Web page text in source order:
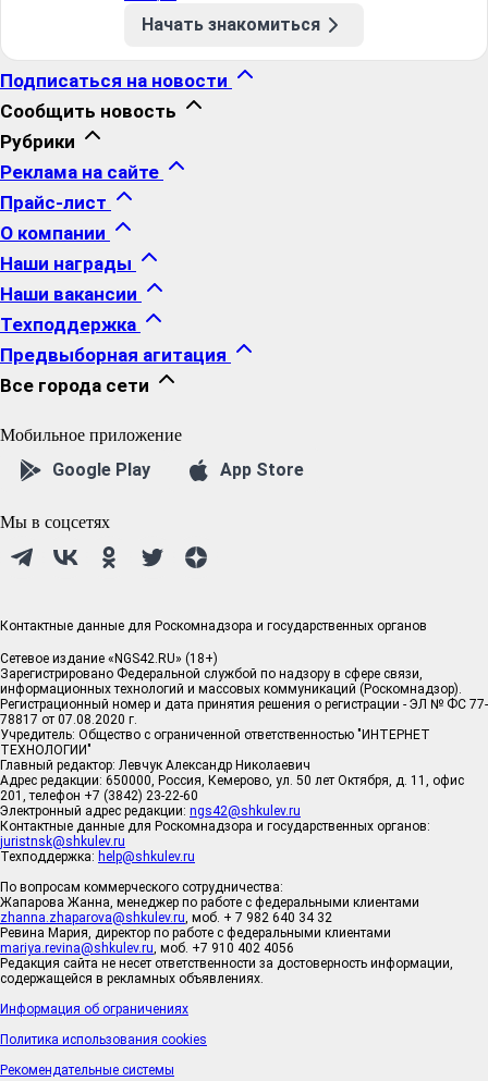
Начать знакомиться
Подписаться на новости
Сообщить новость
Рубрики
Реклама на сайте
Прайс-лист
О компании
Наши награды
Наши вакансии
Техподдержка
Предвыборная агитация
Все города сети
Мобильное приложение
Google Play App Store
Мы в соцсетях
Контактные данные для Роскомнадзора и государственных органов
Сетевое издание «NGS42.RU» (18+)
Зарегистрировано Федеральной службой по надзору в сфере связи,
информационных технологий и массовых коммуникаций (Роскомнадзор).
Регистрационный номер и дата принятия решения о регистрации - ЭЛ № ФС 77-
78817 от 07.08.2020 г.
Учредитель: Общество с ограниченной ответственностью "ИНТЕРНЕТ
ТЕХНОЛОГИИ"
Главный редактор: Левчук Александр Николаевич
Адрес редакции: 650000, Россия, Кемерово, ул. 50 лет Октября, д. 11, офис
201, телефон +7 (3842) 23-22-60
Электронный адрес редакции: ngs42@shkulev.ru
Контактные данные для Роскомнадзора и государственных органов:
juristnsk@shkulev.ru
Техподдержка: help@shkulev.ru
По вопросам коммерческого сотрудничества:
Жапарова Жанна, менеджер по работе с федеральными клиентами
zhanna.zhaparova@shkulev.ru , моб. + 7 982 640 34 32
Ревина Мария, директор по работе с федеральными клиентами
mariya.revina@shkulev.ru , моб. +7 910 402 4056
Редакция сайта не несет ответственности за достоверность информации,
содержащейся в рекламных объявлениях.
Информация об ограничениях
Политика использования cookies
Рекомендательные системы